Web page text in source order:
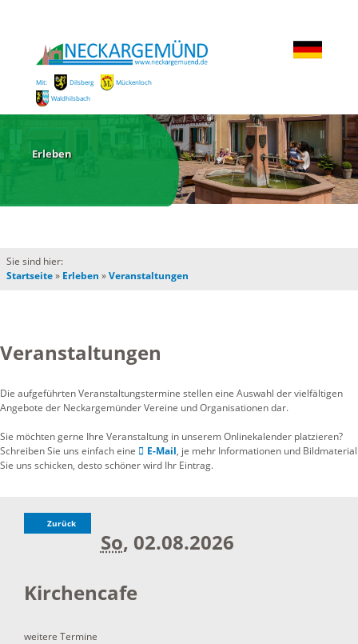
Mit: Dilsberg
Mückenloch
Waldhilsbach
Erleben
Sie sind hier:
Startseite» Erleben »Veranstaltungen
Veranstaltungen
Die aufgeführten Veranstaltungstermine stellen eine Auswahl der vielfältigen
Angebote der Neckargemünder Vereine und Organisationen dar.
Sie möchten gerne Ihre Veranstaltung in unserem Onlinekalender platzieren?
Schreiben Sie uns einfach eine
E-Mail, je mehr Informationen und Bildmaterial
Sie uns schicken, desto schöner wird Ihr Eintrag.
Zurück
So, 02.08.2026
Kirchencafe
weitere Termine